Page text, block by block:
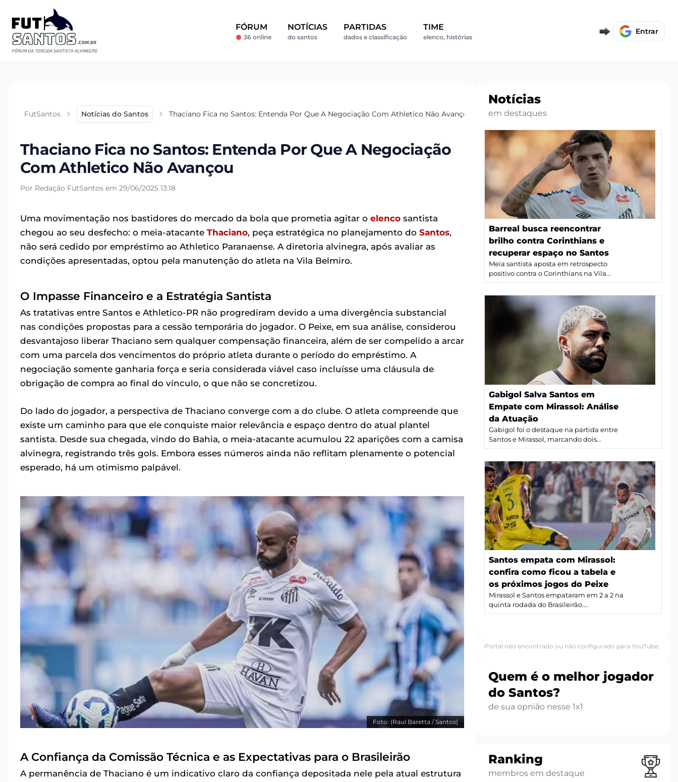
FÓRUM
36 online
NOTÍCIAS
do santos
PARTIDAS
dados e classificação
TIME
elenco, histórias
Entrar
FutSantos Notícias do Santos Thaciano Fica no Santos: Entenda Por Que A Negociação Com Athletico Não Avançou
Thaciano Fica no Santos: Entenda Por Que A Negociação
Com Athletico Não Avançou
Por Redação FutSantos em 29/06/2025 13:18
Uma movimentação nos bastidores do mercado da bola que prometia agitar o elenco santista
chegou ao seu desfecho: o meia-atacante Thaciano, peça estratégica no planejamento do Santos,
não será cedido por empréstimo ao Athletico Paranaense. A diretoria alvinegra, após avaliar as
condições apresentadas, optou pela manutenção do atleta na Vila Belmiro.
O Impasse Financeiro e a Estratégia Santista
As tratativas entre Santos e Athletico-PR não progrediram devido a uma divergência substancial
nas condições propostas para a cessão temporária do jogador. O Peixe, em sua análise, considerou
desvantajoso liberar Thaciano sem qualquer compensação financeira, além de ser compelido a arcar
com uma parcela dos vencimentos do próprio atleta durante o período do empréstimo. A
negociação somente ganharia força e seria considerada viável caso incluísse uma cláusula de
obrigação de compra ao final do vínculo, o que não se concretizou.
Do lado do jogador, a perspectiva de Thaciano converge com a do clube. O atleta compreende que
existe um caminho para que ele conquiste maior relevância e espaço dentro do atual plantel
santista. Desde sua chegada, vindo do Bahia, o meia-atacante acumulou 22 aparições com a camisa
alvinegra, registrando três gols. Embora esses números ainda não reflitam plenamente o potencial
esperado, há um otimismo palpável.
Foto: (Raul Baretta / Santos)
A Confiança da Comissão Técnica e as Expectativas para o Brasileirão
A permanência de Thaciano é um indicativo claro da confiança depositada nele pela atual estrutura
Notícias
em destaques
Barreal busca reencontrar
brilho contra Corinthians e
recuperar espaço no Santos
Meia santista aposta em retrospecto
positivo contra o Corinthians na Vila...
Gabigol Salva Santos em
Empate com Mirassol: Análise
da Atuação
Gabigol foi o destaque na partida entre
Santos e Mirassol, marcando dois...
Santos empata com Mirassol:
confira como ficou a tabela e
os próximos jogos do Peixe
Mirassol e Santos empataram em 2 a 2 na
quinta rodada do Brasileirão....
Portal não encontrado ou não configurado para YouTube.
Quem é o melhor jogador
do Santos?
de sua opnião nesse 1x1
Ranking
membros em destaque